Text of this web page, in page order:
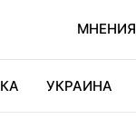
МНЕНИЯ
УКРАИНА